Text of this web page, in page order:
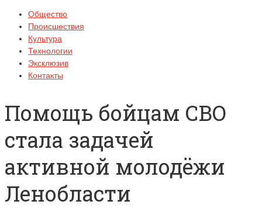
Общество
Происшествия
Культура
Технологии
Эксклюзив
Контакты
Помощь бойцам СВО
стала задачей
активной молодёжи
Ленобласти